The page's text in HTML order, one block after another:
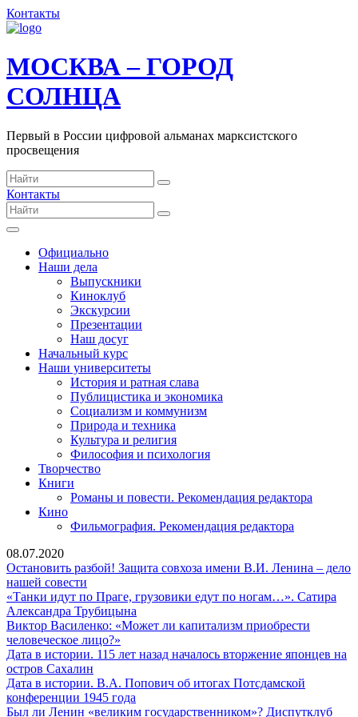
Контакты
МОСКВА – ГОРОД
СОЛНЦА
Первый в России цифровой альманах марксистского
просвещения
Контакты
Официально
Наши дела
Выпускники
Киноклуб
Экскурсии
Презентации
Наш досуг
Начальный курс
Наши университеты
История и ратная слава
Публицистика и экономика
Социализм и коммунизм
Природа и техника
Культура и религия
Философия и психология
Творчество
Книги
Романы и повести. Рекомендация редактора
Кино
Фильмография. Рекомендация редактора
08.07.2020
Остановить разбой! Защита совхоза имени В.И. Ленина – дело
нашей совести
разбой!
Защита
совхоза
имени
В.И.
Ленина
–
дело
нашей
«Танки идут по Праге, грузовики едут по ногам…». Сатира
Александра Трубицына
идут
Праге,
едут
ногам…».
Виктор Василенко: «Может ли капитализм приобрести
человеческое лицо?»
Василенко:
ли
капитализм
приобрести
Дата в истории. 115 лет назад началось вторжение японцев на
остров Сахалин
в
истории.
115
Дата в истории. В.А. Попович об итогах Потсдамской
конференции 1945 года
в
Был ли Ленин «великим государственником»? ДиспутклубБыл